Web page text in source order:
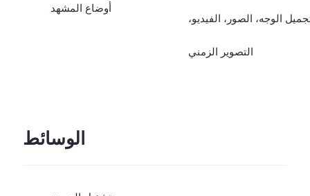
أوضاع المشهد
الوجه، الصور، الفيديو،
التصوير الزمني
الوسائط